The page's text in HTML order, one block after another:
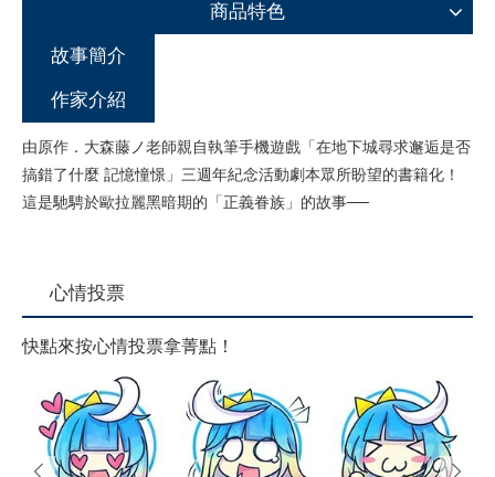
商品特色
故事簡介
作家介紹
由原作．大森藤ノ老師親自執筆手機遊戲「在地下城尋求邂逅是否
搞錯了什麼 記憶憧憬」三週年紀念活動劇本眾所盼望的書籍化！
這是馳騁於歐拉麗黑暗期的「正義眷族」的故事──
心情投票
快點來按心情投票拿菁點！
prev next